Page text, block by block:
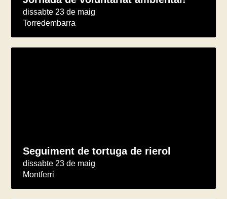
dissabte 23 de maig
Torredembarra
Seguiment de tortuga de rierol
dissabte 23 de maig
Montferri